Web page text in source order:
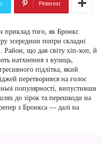
Pinterest
приклад того, як Бронкс
зсередини попри складні
Район, що дав світу хіп-хоп, й
натхнення з вулиць,
підлітка, який
перетворився на голос
популярності, випустивши
до зірок та перешкоди на
з Бронкса — далі на